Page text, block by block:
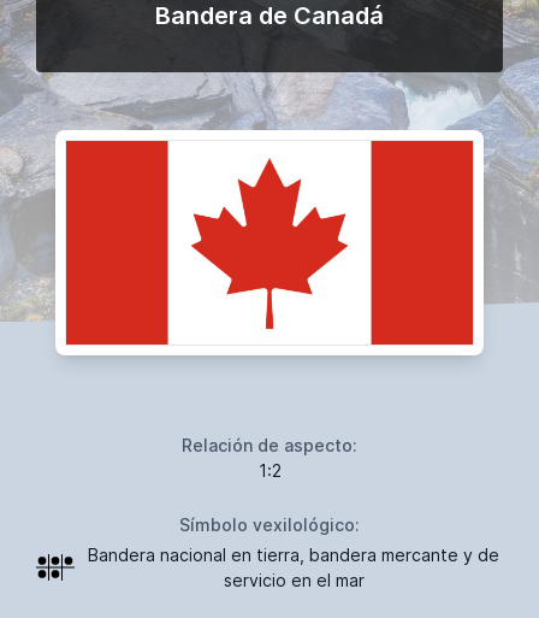
Bandera de Canadá
Relación de aspecto:
1:2
Símbolo vexilológico:
Bandera nacional en tierra, bandera mercante y de
servicio en el mar